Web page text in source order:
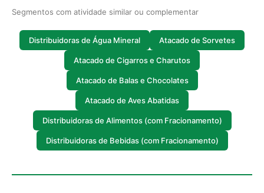
Segmentos com atividade similar ou complementar
Distribuidoras de Água Mineral Atacado de Sorvetes
Atacado de Cigarros e Charutos
Atacado de Balas e Chocolates
Atacado de Aves Abatidas
Distribuidoras de Alimentos (com Fracionamento)
Distribuidoras de Bebidas (com Fracionamento)